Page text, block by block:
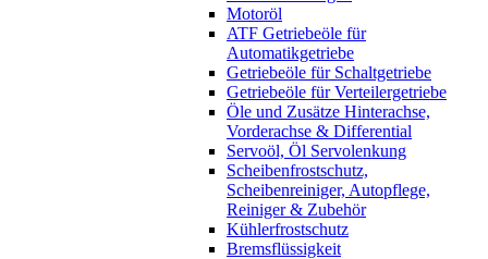
Motoröl
ATF Getriebeöle für
Automatikgetriebe
Getriebeöle für Schaltgetriebe
Getriebeöle für Verteilergetriebe
Öle und Zusätze Hinterachse,
Vorderachse & Differential
Servoöl, Öl Servolenkung
Scheibenfrostschutz,
Scheibenreiniger, Autopflege,
Reiniger & Zubehör
Kühlerfrostschutz
Bremsflüssigkeit